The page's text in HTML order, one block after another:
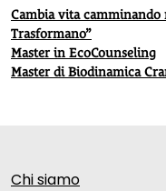
Cambia vita camminando
Trasformano”
Master in EcoCounseling
Master di Biodinamica
Chi siamo